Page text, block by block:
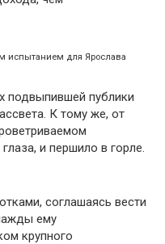
испытанием для Ярослава
подвыпившей публики
К тому же, от
и першило в горле.
соглашаясь вести
ему
крупного